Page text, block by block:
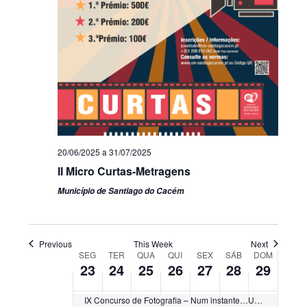
20/06/2025 a 31/07/2025
II Micro Curtas-Metragens
Município de Santiago do Cacém
Previous This Week Next
Eventos
SEG
23
TER
24
QUA
25
QUI
26
SEX
27
SÁB
28
DOM
29
IX Concurso de Fotografia – Num instante…Um novo olhar
3:00
4:00
Segunda-
Junho
23,
2025
No
on
this
day.
Terça-
feira,
Junho
24,
2025
No
events
on
day.
Quarta-
feira,
Junho
25,
2025
Quinta-
feira,
Junho
26,
2025
No
events
on
this
day.
Sexta-
feira,
Junho
27,
2025
No
events
on
this
day.
Sábado,
Junho
28,
2025
Junho
29,
2025
events
on
this
day.